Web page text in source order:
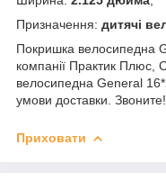
Призначення: дитячі
Покришка велосипедна
компанії Практик Плюс,
велосипедна General
умови доставки. Звоните!
Приховати